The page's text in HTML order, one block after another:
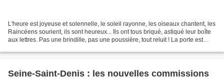
L'heure est joyeuse et solennelle, le soleil rayonne, les oiseaux chantent, les
Raincéens sourient, ils sont heureux... Ils ont tous briqué, astiqué leur boîte
aux lettres. Pas une brindille, pas une poussière, tout reluit ! La porte est
Seine-Saint-Denis : les nouvelles commissions